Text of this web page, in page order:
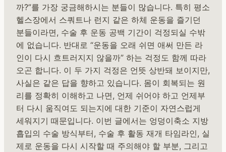
까?”를 가장 궁금해하시는 분들이 많습니다. 특히 평소
헬스장에서 스쿼트나 런지 같은 하체 운동을 즐기던
분들이라면, 수술 후 운동 공백 기간이 걱정되실 수밖
에 없습니다. 반대로 “운동을 오래 쉬면 애써 만든 라
인이 다시 흐트러지지 않을까” 하는 걱정도 함께 따라
오곤 합니다. 이 두 가지 걱정은 언뜻 상반돼 보이지만,
사실은 같은 답을 향하고 있습니다. 몸이 회복되는 원
리를 정확히 이해하고 나면, 언제 쉬어야 하고 언제부
터 다시 움직여도 되는지에 대한 기준이 자연스럽게
세워지기 때문입니다. 이번 글에서는 엉덩이축소 지방
흡입의 수술 방식부터, 수술 후 활동 재개 타임라인, 실
제로 운동을 다시 시작할 때 주의해야 할 부분, 그리고